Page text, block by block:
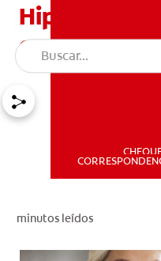
Hiperplasia
es y cómo
minutos leídos